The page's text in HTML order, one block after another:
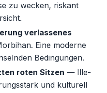
zu wecken, riskant
verlassenes
Eine moderne
Bedingungen.
roten Sitzen — Ille-
und kulturell